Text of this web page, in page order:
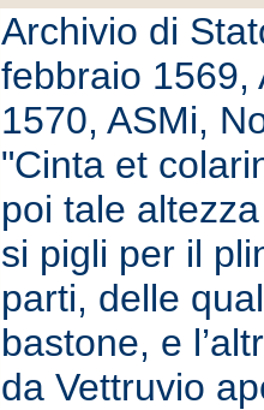
Archivio di
febbraio 1569,
1570, ASMi,
"Cinta et
poi tale
si pigli per il
parti, delle
bastone, e
da Vettruvio